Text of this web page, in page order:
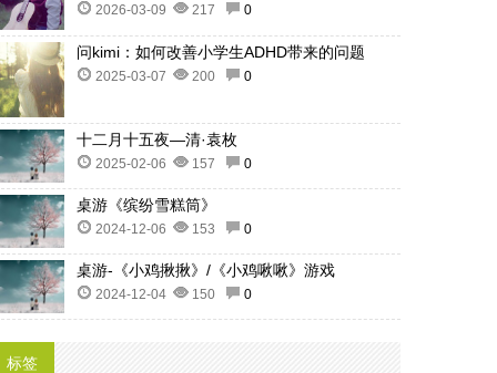
2026-03-09 217 0
问kimi：如何改善小学生ADHD带来的问题
2025-03-07 200 0
十二月十五夜—清·袁枚
2025-02-06 157 0
桌游《缤纷雪糕筒》
2024-12-06 153 0
桌游-《小鸡揪揪》/《小鸡啾啾》游戏
2024-12-04 150 0
标签